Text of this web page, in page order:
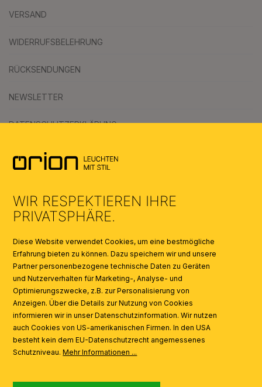
VERSAND
WIDERRUFSBELEHRUNG
RÜCKSENDUNGEN
NEWSLETTER
DATENSCHUTZERKLÄRUNG
KATALOGE
AI
WIR RESPEKTIEREN IHRE
PRIVATSPHÄRE.
Diese Website verwendet Cookies, um eine bestmögliche
Erfahrung bieten zu können. Dazu speichern wir und unsere
Partner personenbezogene technische Daten zu Geräten
und Nutzerverhalten für Marketing-, Analyse- und
Optimierungszwecke, z.B. zur Personalisierung von
Anzeigen. Über die Details zur Nutzung von Cookies
informieren wir in unser Datenschutzinformation. Wir nutzen
auch Cookies von US-amerikanischen Firmen. In den USA
besteht kein dem EU-Datenschutzrecht angemessenes
Schutzniveau.Mehr Informationen ...